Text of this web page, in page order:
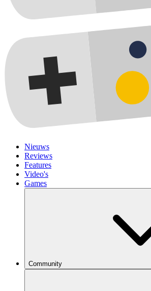
Nieuws
Reviews
Features
Video's
Games
Community